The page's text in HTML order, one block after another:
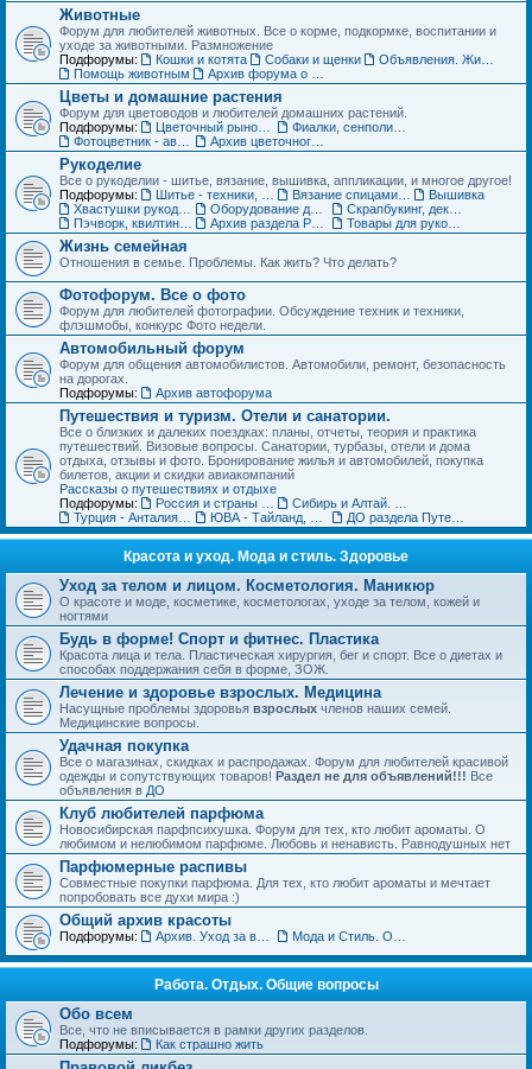
Животные
Форум для любителей животных. Все о корме, подкормке, воспитании и
уходе за животными. Размножение
Подфорумы:
Кошки и котята Собаки и щенки
Помощь животным
Цветы и домашние растения
Форум для цветоводов и любителей домашних растений.
Подфорумы:
Рукоделие
Все о рукоделии - шитье, вязание, вышивка, аппликации, и многое другое!
Подфорумы:
Вышивка
Жизнь семейная
Отношения в семье. Проблемы. Как жить? Что делать?
Фотофорум. Все о фото
Форум для любителей фотографии. Обсуждение техник и техники,
флэшмобы, конкурс Фото недели.
Автомобильный форум
Форум для общения автомобилистов. Автомобили, ремонт, безопасность
на дорогах.
Подфорумы:
Архив автофорума
Путешествия и туризм. Отели и санатории.
Все о близких и далеких поездках: планы, отчеты, теория и практика
путешествий. Визовые вопросы. Санатории, турбазы, отели и дома
отдыха, отзывы и фото. Бронирование жилья и автомобилей, покупка
билетов, акции и скидки авиакомпаний
Рассказы о путешествиях и отдыхе
Подфорумы:
Красота и уход. Мода и стиль. Здоровье
Уход за телом и лицом. Косметология. Маникюр
О красоте и моде, косметике, косметологах, уходе за телом, кожей и
ногтями
Будь в форме! Спорт и фитнес. Пластика
Красота лица и тела. Пластическая хирургия, бег и спорт. Все о диетах и
способах поддержания себя в форме, ЗОЖ.
Лечение и здоровье взрослых. Медицина
Насущные проблемы здоровья взрослых членов наших семей.
Медицинские вопросы.
Удачная покупка
Все о магазинах, скидках и распродажах. Форум для любителей красивой
одежды и сопутствующих товаров! Раздел не для объявлений!!! Все
объявления в ДО
Клуб любителей парфюма
Новосибирская парфпсихушка. Форум для тех, кто любит ароматы. О
любимом и нелюбимом парфюме. Любовь и ненависть. Равнодушных нет
Парфюмерные распивы
Совместные покупки парфюма. Для тех, кто любит ароматы и мечтает
попробовать все духи мира :)
Общий архив красоты
Подфорумы:
Работа. Отдых. Общие вопросы
Обо всем
Все, что не вписывается в рамки других разделов.
Подфорумы:
Как страшно жить